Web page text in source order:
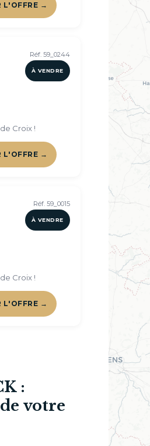
L'OFFRE →
Réf. 59_0244
À VENDRE
Croix !
L'OFFRE →
Réf. 59_0015
À VENDRE
Croix !
L'OFFRE →
:
votre